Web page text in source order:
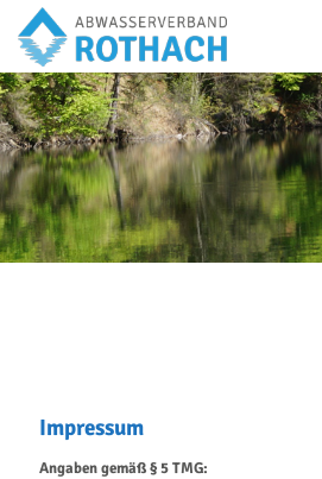
Impressum
Angaben gemäß § 5 TMG: